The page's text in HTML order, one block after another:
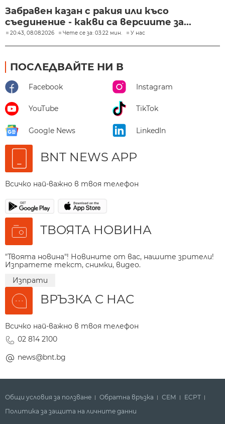
Забравен казан с ракия или късо
съединение - какви са версиите за...
20:43, 08.08.2026 Чете се за: 03:22 мин. У нас
ПОСЛЕДВАЙТЕ НИ В
Facebook Instagram
YouTube TikTok
Google News LinkedIn
BNT NEWS APP
Всичко най-важно в твоя телефон
ТВОЯТА НОВИНА
"Твоята новина"! Новините от вас, нашите зрители!
Изпратете текст, снимки, видео.
Изпрати
ВРЪЗКА С НАС
Всичко най-важно в твоя телефон
02 814 2100
news@bnt.bg
Общи условия за ползване Обратна връзка СЕМ
ECPT
Политика за защита на личните данни